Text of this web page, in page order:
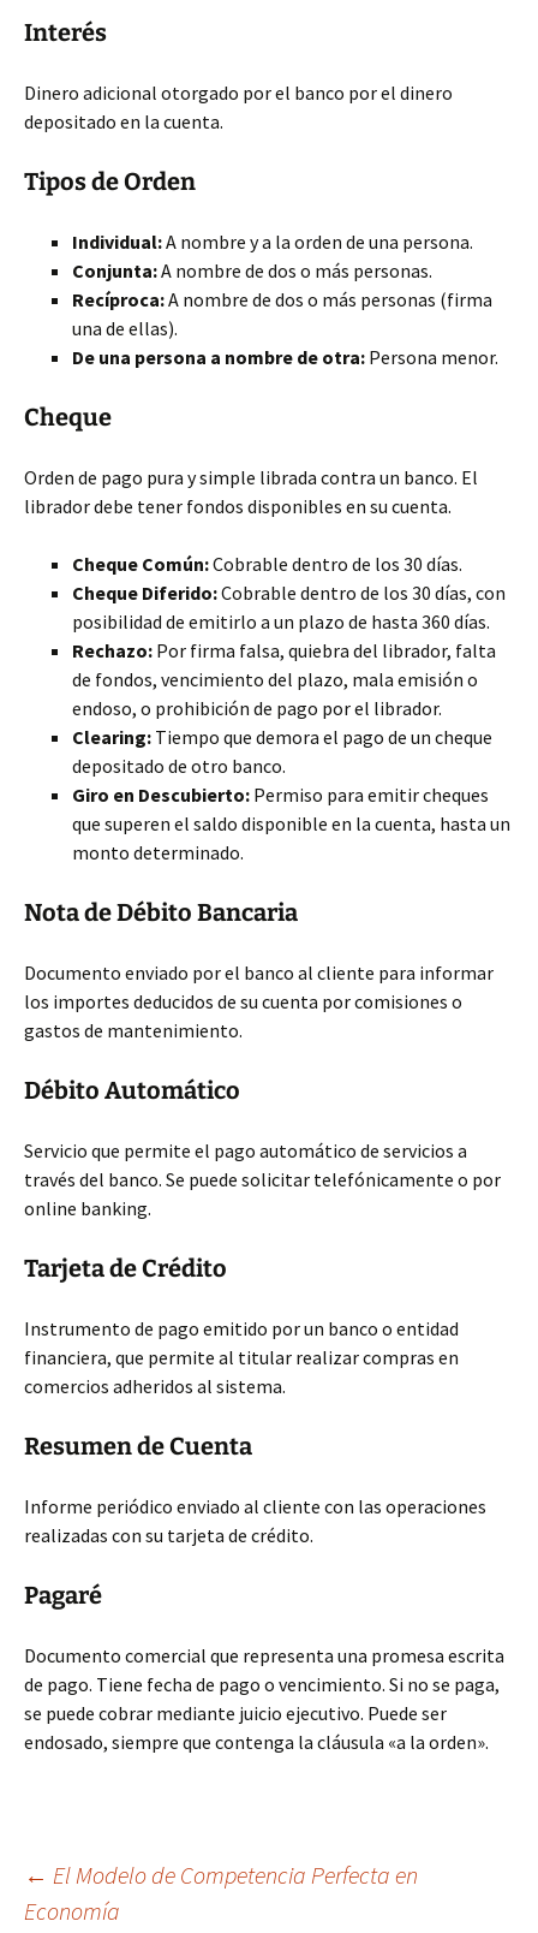
Interés
Dinero adicional otorgado por el banco por el dinero
depositado en la cuenta.
Tipos de Orden
Individual:A nombre y a la orden de una persona.
Conjunta:A nombre de dos o más personas.
Recíproca:A nombre de dos o más personas (firma
una de ellas).
De una persona a nombre de otra: Persona menor.
Cheque
Orden de pago pura y simple librada contra un banco. El
librador debe tener fondos disponibles en su cuenta.
Cheque Común:Cobrable dentro de los 30 días.
Cheque Diferido:Cobrable dentro de los 30 días, con
posibilidad de emitirlo a un plazo de hasta 360 días.
Rechazo: Por firma falsa, quiebra del librador, falta
de fondos, vencimiento del plazo, mala emisión o
endoso, o prohibición de pago por el librador.
Clearing: Tiempo que demora el pago de un cheque
depositado de otro banco.
Giro en Descubierto: Permiso para emitir cheques
que superen el saldo disponible en la cuenta, hasta un
monto determinado.
Nota de Débito Bancaria
Documento enviado por el banco al cliente para informar
los importes deducidos de su cuenta por comisiones o
gastos de mantenimiento.
Débito Automático
Servicio que permite el pago automático de servicios a
través del banco. Se puede solicitar telefónicamente o por
online banking.
Tarjeta de Crédito
Instrumento de pago emitido por un banco o entidad
financiera, que permite al titular realizar compras en
comercios adheridos al sistema.
Resumen de Cuenta
Informe periódico enviado al cliente con las operaciones
realizadas con su tarjeta de crédito.
Pagaré
Documento comercial que representa una promesa escrita
de pago. Tiene fecha de pago o vencimiento. Si no se paga,
se puede cobrar mediante juicio ejecutivo. Puede ser
endosado, siempre que contenga la cláusula «a la orden».
Navegación
← El Modelo de Competencia Perfecta en
Economía